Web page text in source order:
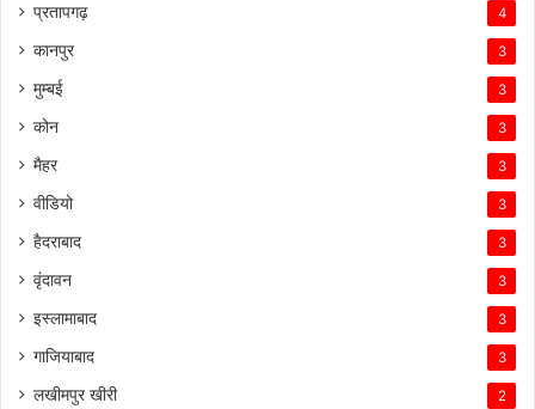
प्रतापगढ़ 4
कानपुर 3
मुम्बई 3
कोन 3
मैहर 3
वीडियो 3
हैदराबाद 3
वृंदावन 3
इस्लामाबाद 3
गाजियाबाद 3
लखीमपुर खीरी 2